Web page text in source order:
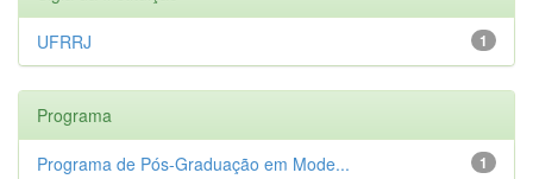
1
UFRRJ
Programa
1
Programa de Pós-Graduação em Mode...